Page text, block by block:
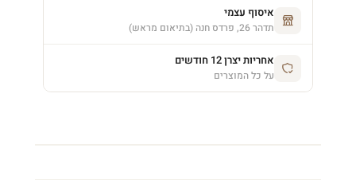
איסוף עצמי
תדהר 26, פרדס חנה (בתיאום מראש)
אחריות יצרן 12 חודשים
על כל המוצרים